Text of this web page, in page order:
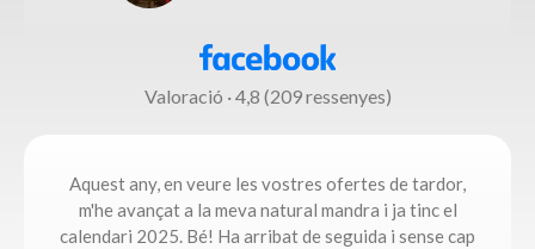
Valoració · 4,8 (209 ressenyes)
Aquest any, en veure les vostres ofertes de tardor,
m'he avançat a la meva natural mandra i ja tinc el
calendari 2025. Bé! Ha arribat de seguida i sense cap